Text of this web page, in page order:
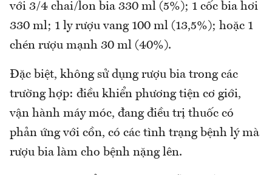
với 3/4 chai/lon bia 330 ml (5%); 1 cốc bia hơi
330 ml; 1 ly rượu vang 100 ml (13,5%); hoặc 1
chén rượu mạnh 30 ml (40%).
Đặc biệt, không sử dụng rượu bia trong các
trường hợp: điều khiển phương tiện cơ giới,
vận hành máy móc, đang điều trị thuốc có
phản ứng với cồn, có các tình trạng bệnh lý mà
rượu bia làm cho bệnh nặng lên.